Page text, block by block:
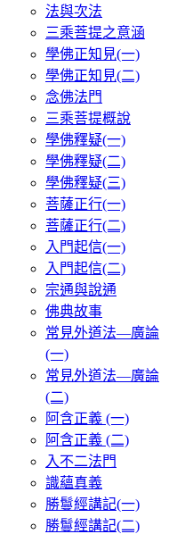
法與次法
三乘菩提之意涵
學佛正知見(一)
學佛正知見(二)
念佛法門
三乘菩提概說
學佛釋疑(一)
學佛釋疑(二)
學佛釋疑(三)
菩薩正行(一)
菩薩正行(二)
入門起信(一)
入門起信(二)
宗通與說通
佛典故事
常見外道法—廣論
(一)
常見外道法—廣論
(二)
阿含正義 (一)
阿含正義 (二)
入不二法門
識蘊真義
勝鬘經講記(一)
勝鬘經講記(二)